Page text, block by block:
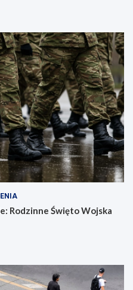
Rodzinne Święto Wojska